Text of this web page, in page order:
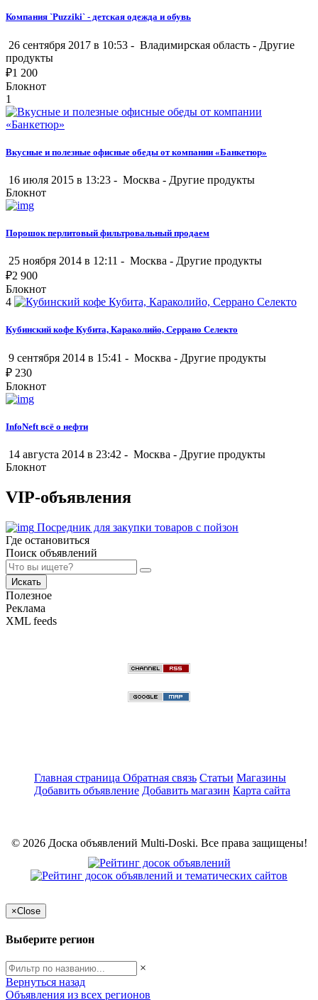
Компания `Puzziki` - детская одежда и обувь
26 сентября 2017 в 10:53 - Владимирская область - Другие
продукты
₽1 200
Блокнот
1
Вкусные и полезные офисные обеды от компании «Банкетюр»
16 июля 2015 в 13:23 - Москва - Другие продукты
Блокнот
Порошок перлитовый фильтровальный продаем
25 ноября 2014 в 12:11 - Москва - Другие продукты
₽2 900
Блокнот
4
Кубинский кофе Кубита, Караколийо, Серрано Селекто
9 сентября 2014 в 15:41 - Москва - Другие продукты
₽ 230
Блокнот
InfoNeft всё о нефти
14 августа 2014 в 23:42 - Москва - Другие продукты
Блокнот
VIP-объявления
Посредник для закупки товаров с пойзон
Где остановиться
Поиск объявлений
Искать
Полезное
Реклама
XML feeds
Главная страница Обратная связь Статьи Магазины
Добавить объявление Добавить магазин Карта сайта
© 2026 Доска объявлений Multi-Doski. Все права защищены!
×Close
Выберите регион
×
Вернуться назад
Объявления из всех регионов